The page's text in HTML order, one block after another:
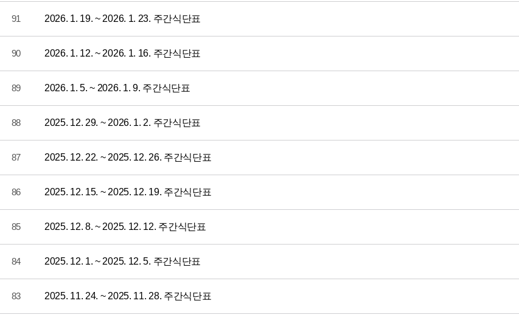
91 2026. 1. 19. ~ 2026. 1. 23. 주간식단표
90 2026. 1. 12. ~ 2026. 1. 16. 주간식단표
89 2026. 1. 5. ~ 2026. 1. 9. 주간식단표
88 2025. 12. 29. ~ 2026. 1. 2. 주간식단표
87 2025. 12. 22. ~ 2025. 12. 26. 주간식단표
86 2025. 12. 15. ~ 2025. 12. 19. 주간식단표
85 2025. 12. 8. ~ 2025. 12. 12. 주간식단표
84 2025. 12. 1. ~ 2025. 12. 5. 주간식단표
83 2025. 11. 24. ~ 2025. 11. 28. 주간식단표